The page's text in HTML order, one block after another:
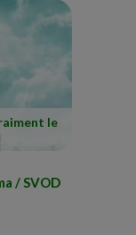
le
/ SVOD